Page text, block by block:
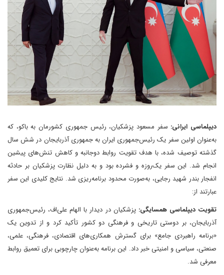
دیپلماسی ایرانی: سفر مسعود پزشکیان، رئیس جمهوری کشورمان به باکو، که
به‌عنوان اولین سفر یک رئیس‌جمهوری ایران به جمهوری آذربایجان در شش سال
گذشته توصیف شده، با هدف تقویت روابط دوجانبه و کاهش تنش‌های پیشین
انجام شد. این سفر یک‌روزه و فشرده بود و به دلیل نظارت پزشکیان بر حادثه
انفجار بندر شهید رجایی، به‌صورت محدود برنامه‌ریزی شد. نتایج کلیدی این سفر
عبارتند از:
تقویت دیپلماسی همسایگی: پزشکیان در دیدار با الهام علی‌اف، رئیس‌جمهوری
آذربایجان، بر دوستی تاریخی و فرهنگی دو کشور تأکید کرد و از تدوین یک
«برنامه راهبردی جامع» برای گسترش همکاری‌های اقتصادی، فرهنگی، علمی،
صنعتی، سیاسی و امنیتی خبر داد. این برنامه به‌عنوان چارچوبی برای تعمیق روابط
معرفی شد.